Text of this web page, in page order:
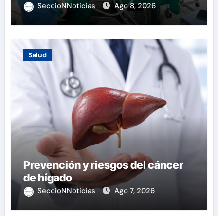
SeccioNNoticias Ago 8, 2026
Salud
Prevención y riesgos del cáncer
de hígado
SeccioNNoticias Ago 7, 2026